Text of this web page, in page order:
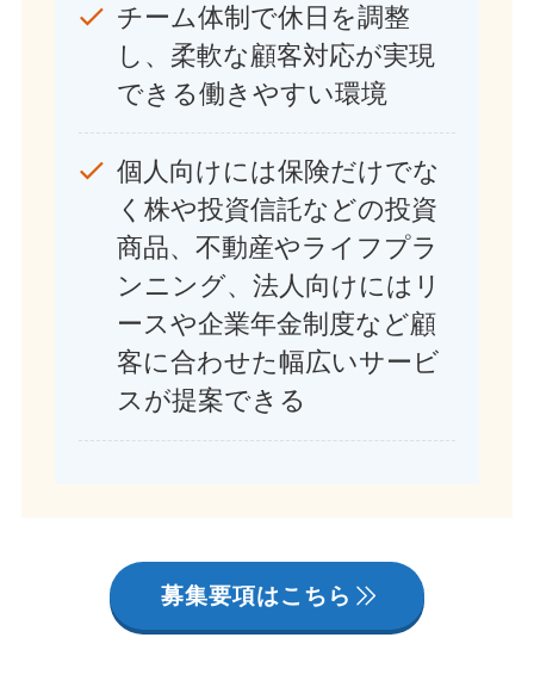
チーム体制で休日を調整
し、柔軟な顧客対応が実現
できる働きやすい環境
個人向けには保険だけでな
く株や投資信託などの投資
商品、不動産やライフプラ
ンニング、法人向けにはリ
ースや企業年金制度など顧
客に合わせた幅広いサービ
スが提案できる
募集要項はこちら